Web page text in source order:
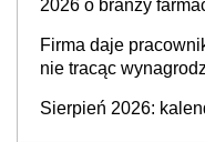
2026 o branży
Firma daje
nie tracąc
Sierpień 2026: